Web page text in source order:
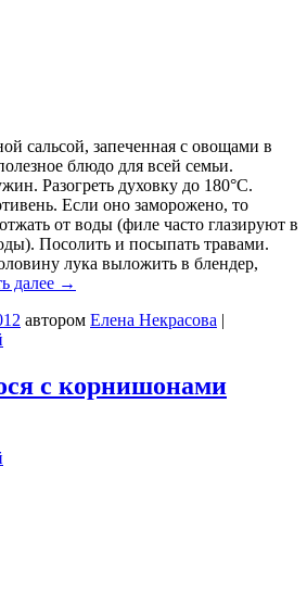
сальсой, запеченная с овощами в
блюдо для всей семьи.
Разогреть духовку до 180°С.
Если оно заморожено, то
от воды (филе часто глазируют в
Посолить и посыпать травами.
лука выложить в блендер,
далее →
автором Елена Некрасова
с корнишонами